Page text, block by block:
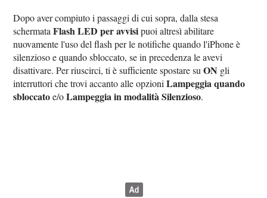
Dopo aver compiuto i passaggi di cui sopra, dalla stesa
schermataFlash LED per avvisipuoi altresì abilitare
nuovamente l'uso del flash per le notifiche quando l'iPhone è
silenzioso e quando sbloccato, se in precedenza le avevi
disattivare. Per riuscirci, ti è sufficiente spostare suON gli
interruttori che trovi accanto alle opzioniLampeggia quando
sbloccatoe/oLampeggia in modalità Silenzioso.